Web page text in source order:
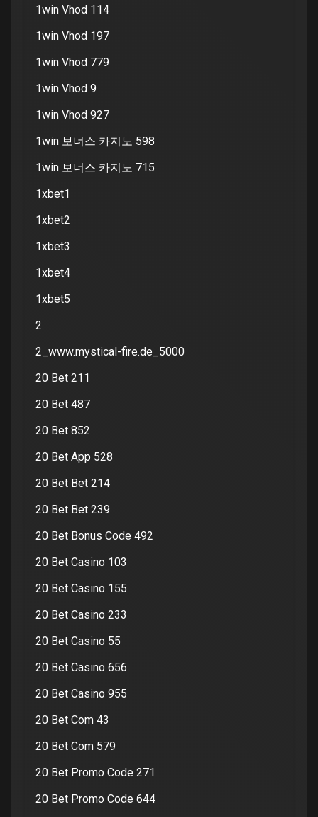
1win Vhod 114
1win Vhod 197
1win Vhod 779
1win Vhod 9
1win Vhod 927
1win 보너스 카지노 598
1win 보너스 카지노 715
1xbet1
1xbet2
1xbet3
1xbet4
1xbet5
2
2_www.mystical-fire.de_5000
20 Bet 211
20 Bet 487
20 Bet 852
20 Bet App 528
20 Bet Bet 214
20 Bet Bet 239
20 Bet Bonus Code 492
20 Bet Casino 103
20 Bet Casino 155
20 Bet Casino 233
20 Bet Casino 55
20 Bet Casino 656
20 Bet Casino 955
20 Bet Com 43
20 Bet Com 579
20 Bet Promo Code 271
20 Bet Promo Code 644